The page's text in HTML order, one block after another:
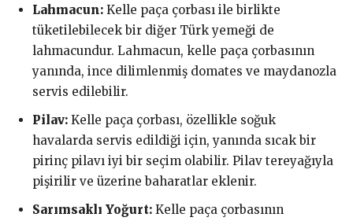
Lahmacun: Kelle paça çorbası ile birlikte
tüketilebilecek bir diğer Türk yemeği de
lahmacundur. Lahmacun, kelle paça çorbasının
yanında, ince dilimlenmiş domates ve maydanozla
servis edilebilir.
Pilav: Kelle paça çorbası, özellikle soğuk
havalarda servis edildiği için, yanında sıcak bir
pirinç pilavı iyi bir seçim olabilir. Pilav tereyağıyla
pişirilir ve üzerine baharatlar eklenir.
Sarımsaklı Yoğurt: Kelle paça çorbasının